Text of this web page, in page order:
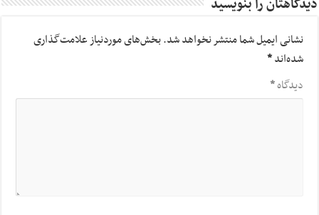
دیدگاهتان را بنویسید
نشانی ایمیل شما منتشر نخواهد شد.بخش‌های موردنیاز علامت‌گذاری
شده‌اند*
دیدگاه*